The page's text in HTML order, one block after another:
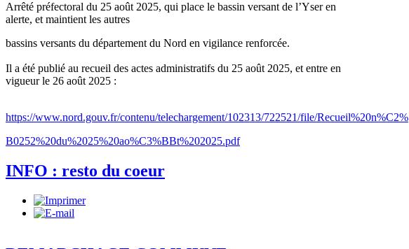
Arrêté préfectoral du 25 août 2025, qui place le bassin versant de l’Yser en
alerte, et maintient les autres
bassins versants du département du Nord en vigilance renforcée.
Il a été publié au recueil des actes administratifs du 25 août 2025, et entre en
vigueur le 26 août 2025 :
https://www.nord.gouv.fr/contenu/telechargement/102313/722521/file/Recueil%20n%C2%
B0252%20du%2025%20ao%C3%BBt%202025.pdf
INFO : resto du coeur